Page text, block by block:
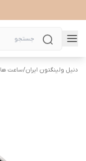
دنیل ولینگتون ایران/ساعت ها